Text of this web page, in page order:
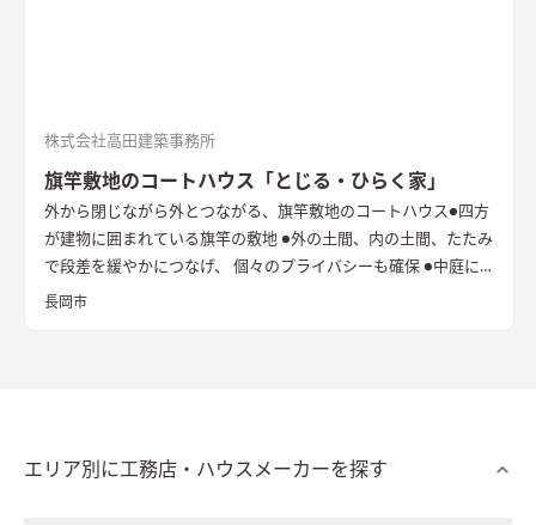
株式会社高田建築事務所
旗竿敷地のコートハウス「とじる・ひらく家」
外から閉じながら外とつながる、旗竿敷地のコートハウス●四方
が建物に囲まれている旗竿の敷地 ●外の土間、内の土間、たたみ
で段差を緩やかにつなげ、 個々のプライバシーも確保 ●中庭に
立てた純白の壁は、光と風を拡散し内へと届ける
長岡市
エリア別に工務店・ハウスメーカーを探す